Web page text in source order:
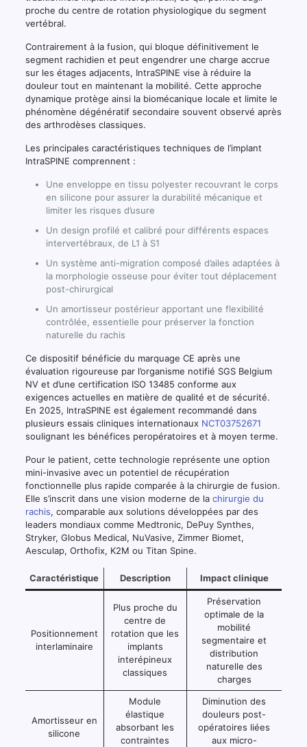
proche du centre de rotation physiologique du segment
vertébral.
Contrairement à la fusion, qui bloque définitivement le
segment rachidien et peut engendrer une charge accrue
sur les étages adjacents, IntraSPINE vise à réduire la
douleur tout en maintenant la mobilité. Cette approche
dynamique protège ainsi la biomécanique locale et limite le
phénomène dégénératif secondaire souvent observé après
des arthrodèses classiques.
Les principales caractéristiques techniques de l’implant
IntraSPINE comprennent :
Une enveloppe en tissu polyester recouvrant le corps
en silicone pour assurer la durabilité mécanique et
limiter les risques d’usure
Un design profilé et calibré pour différents espaces
intervertébraux, de L1 à S1
Un système anti-migration composé d’ailes adaptées à
la morphologie osseuse pour éviter tout déplacement
post-chirurgical
Un amortisseur postérieur apportant une flexibilité
contrôlée, essentielle pour préserver la fonction
naturelle du rachis
Ce dispositif bénéficie du marquage CE après une
évaluation rigoureuse par l’organisme notifié SGS Belgium
NV et d’une certification ISO 13485 conforme aux
exigences actuelles en matière de qualité et de sécurité.
En 2025, IntraSPINE est également recommandé dans
plusieurs essais cliniques internationaux NCT03752671
soulignant les bénéfices peropératoires et à moyen terme.
Pour le patient, cette technologie représente une option
mini-invasive avec un potentiel de récupération
fonctionnelle plus rapide comparée à la chirurgie de fusion.
Elle s’inscrit dans une vision moderne de la chirurgie du
rachis, comparable aux solutions développées par des
leaders mondiaux comme Medtronic, DePuy Synthes,
Stryker, Globus Medical, NuVasive, Zimmer Biomet,
Aesculap, Orthofix, K2M ou Titan Spine.
Caractéristique Description Impact clinique
Positionnement
interlaminaire
Plus proche du
centre de
rotation que les
implants
interépineux
classiques
Préservation
optimale de la
mobilité
segmentaire et
distribution
naturelle des
charges
Amortisseur en
silicone
Module
élastique
absorbant les
contraintes
Diminution des
douleurs post-
opératoires liées
aux micro-